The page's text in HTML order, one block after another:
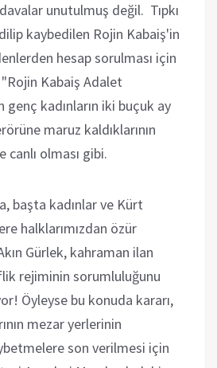
unutulmuş değil. Tıpkı
kaybedilen Rojin Kabaiş'in
hesap sorulması için
Kabaiş Adalet
genç kadınların iki buçuk ay
maruz kaldıklarının
olması gibi.
başta kadınlar ve Kürt
halklarımızdan özür
Gürlek, kahraman ilan
rejiminin sorumluluğunu
Öyleyse bu konuda kararı,
mezar yerlerinin
son verilmesi için